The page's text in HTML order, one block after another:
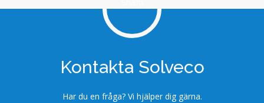
Kontakta Solveco
Har du en fråga? Vi hjälper dig gärna.